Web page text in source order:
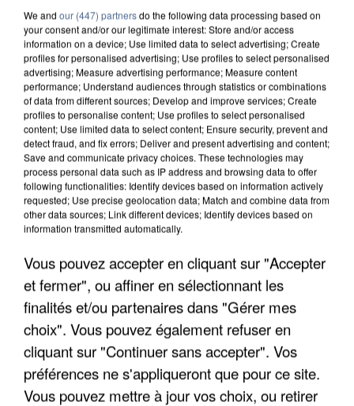
APRÈS TOUTES CES CANICULES, LES REFUGES
DE FAUNE SAUVAGE SONT...
We and our (447) partnersdo the following data processing based on
your consent and/or our legitimate interest: Store and/or access
information on a device; Use limited data to select advertising; Create
profiles for personalised advertising; Use profiles to select personalised
advertising; Measure advertising performance; Measure content
performance; Understand audiences through statistics or combinations
of data from different sources; Develop and improve services; Create
profiles to personalise content; Use profiles to select personalised
content; Use limited data to select content; Ensure security, prevent and
detect fraud, and fix errors; Deliver and present advertising and content;
Save and communicate privacy choices. These technologies may
process personal data such as IP address and browsing data to offer
following functionalities: Identify devices based on information actively
requested; Use precise geolocation data; Match and combine data from
other data sources; Link different devices; Identify devices based on
information transmitted automatically.
Vous pouvez accepter en cliquant sur "Accepter
et fermer", ou affiner en sélectionnant les
finalités et/ou partenaires dans "Gérer mes
choix". Vous pouvez également refuser en
cliquant sur "Continuer sans accepter". Vos
préférences ne s'appliqueront que pour ce site.
Vous pouvez mettre à jour vos choix, ou retirer